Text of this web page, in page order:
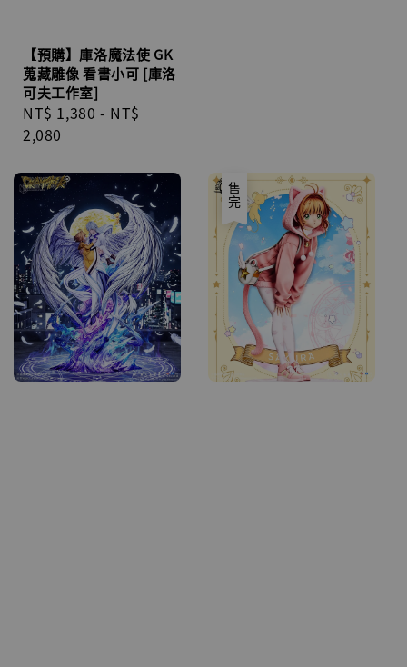
【預購】庫洛魔法使 GK
蒐藏雕像 看書小可 [庫洛
可夫工作室]
Regular
price
NT$ 1,380 - NT$
2,080
售完